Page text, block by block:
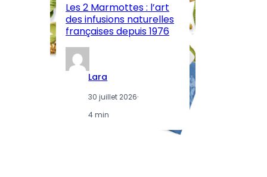
Les 2 Marmottes : l’art
des infusions naturelles
françaises depuis 1976
Lara
30 juillet 2026·
4 min